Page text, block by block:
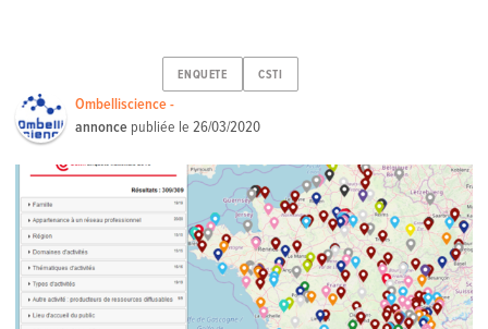
ENQUETE CSTI
Ombelliscience -
annonce publiée le26/03/2020